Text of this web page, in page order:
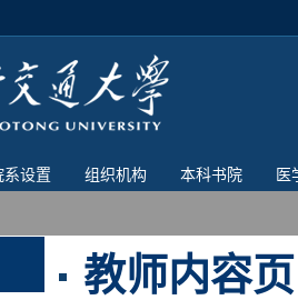
系设置 组织机构 本科书院 医
教师内容页